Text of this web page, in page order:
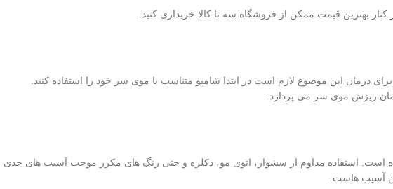
بهترین قیمت ممکن از فروشگاه سه تا کالا خریداری کنید.
درمان این موضوع لازم است در ابتدا شامپو متناسب با موی سر خود را استفاده کنید.
ریزش موی سر می پردازد.
است. استفاده مداوم از سشوار، اتوی مو، دکلره و حتی رنگ های مکرر موجب آسیب های جدی
آسیب هاست.